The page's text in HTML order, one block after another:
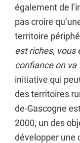
également de
pas croire
territoire
est riches, vous
confiance on va
initiative qui
des territoires
de-Gascogne
2000, un des
développer une